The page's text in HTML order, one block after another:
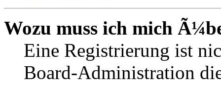
Wozu muss ich mich
Eine Registrierung ist
Board-Administration